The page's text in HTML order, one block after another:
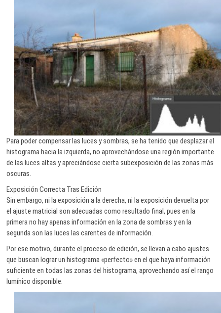
Para poder compensar las luces y sombras, se ha tenido que desplazar el
histograma hacia la izquierda, no aprovechándose una región importante
de las luces altas y apreciándose cierta subexposición de las zonas más
oscuras.
Exposición Correcta Tras Edición
Sin embargo, ni la exposición a la derecha, ni la exposición devuelta por
el ajuste matricial son adecuadas como resultado final, pues en la
primera no hay apenas información en la zona de sombras y en la
segunda son las luces las carentes de información.
Por ese motivo, durante el proceso de edición, se llevan a cabo ajustes
que buscan lograr un histograma «perfecto» en el que haya información
suficiente en todas las zonas del histograma, aprovechando así el rango
lumínico disponible.